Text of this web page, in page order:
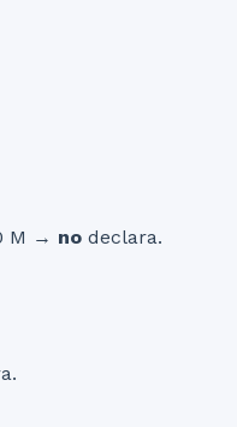
M → no declara.